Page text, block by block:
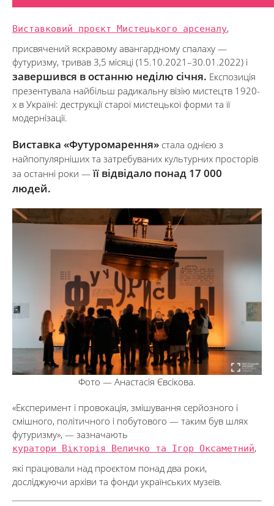
Виставковий проєкт Мистецького арсеналу,
присвячений яскравому авангардному спалаху —
футуризму, тривав 3,5 місяці (15.10.2021–30.01.2022) і
завершився в останню неділю січня. Експозиція
презентувала найбільш радикальну візію мистецтв 1920-
х в Україні: деструкції старої мистецької форми та її
модернізації.
Виставка «Футуромарення» стала однією з
найпопулярніших та затребуваних культурних просторів
за останні роки — її відвідало понад 17 000
людей.
Фото — Анастасія Євсікова.
«Експеримент і провокація, змішування серйозного і
смішного, політичного і побутового — таким був шлях
футуризму», — зазначають
куратори Вікторія Величко та Ігор Оксаметний,
які працювали над проєктом понад два роки,
досліджуючи архіви та фонди українських музеїв.